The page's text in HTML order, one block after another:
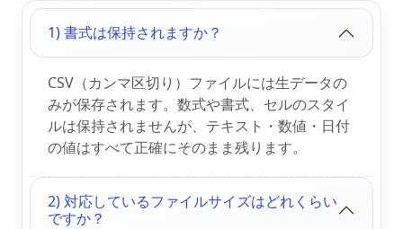
1) 書式は保持されますか？
CSV（カンマ区切り）ファイルには生データの
みが保存されます。数式や書式、セルのスタイ
ルは保持されませんが、テキスト・数値・日付
の値はすべて正確にそのまま残ります。
2) 対応しているファイルサイズはどれくらい
ですか？